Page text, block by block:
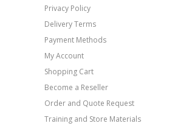
Privacy Policy
Delivery Terms
Payment Methods
My Account
Shopping Cart
Become a Reseller
Order and Quote Request
Training and Store Materials